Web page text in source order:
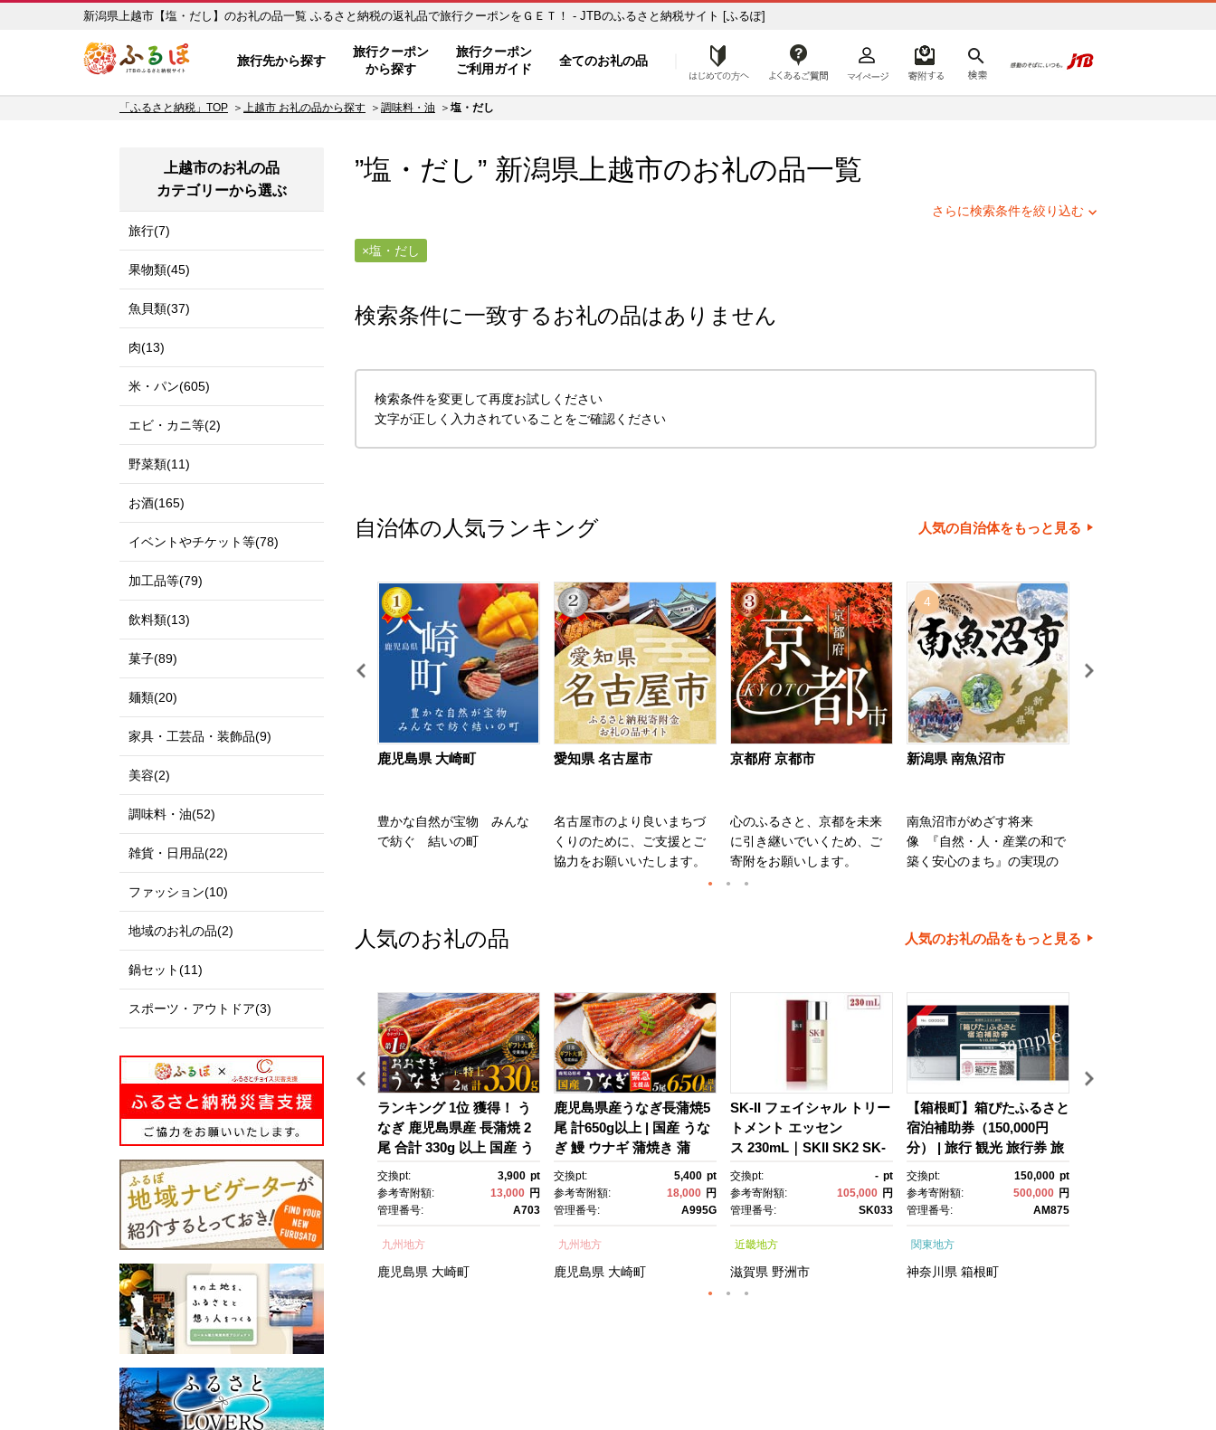
新潟県上越市【塩・だし】のお礼の品一覧 ふるさと納税の返礼品で旅行クーポンをＧＥＴ！ - JTBのふるさと納税サイト [ふるぽ]
旅行先から探す
旅行クーポン
から探す
旅行クーポン
ご利用ガイド
全てのお礼の品 はじめての方へ
「ふるさと納税」TOP 上越市 お礼の品から探す 調味料・油 塩・だし
”塩・だし” 新潟県上越市のお礼の品一覧
さらに検索条件を絞り込む
塩・だし
検索条件に一致するお礼の品はありません
検索条件を変更して再度お試しください
文字が正しく入力されていることをご確認ください
自治体の人気ランキング 人気の自治体をもっと見る
伊達政宗公の城下町として
な都市空間が共存する杜の
発展にご支援とご協力をお
12
鳥取県 北栄町
私たちのまち北栄町は、鳥
口約14,000人の町です。
松の景色が美しい北条砂丘
を望む黒ぼく地帯の丘陵地
この豊かな自然環境を生か
し、スイカ、ぶどう、らっ
な魅力ある農産物が生み出
されています。
また、漫画「名探偵コナ
ン」の作者である青山剛昌
氏の出身地であり、駅構内
に「名探偵コナン」の装飾
が施されたコナン駅（JR由
良駅）や青山氏の思い出の
所蔵物や作品が展示された
青山剛昌ふるさと館をはじ
と館までの約1.4kmを「コナ
ン通り」と名付け、キャラ
クターのブロンズ像やカラ
ーオブジェが点在するなど
「名探偵コナンに会えるま
ち」づくりを進めていま
す。
町を応援していただけるみ
鹿児島県 大崎町
豊かな自然が宝物 みんな
で紡ぐ 結いの町
愛知県 名古屋市
名古屋市のより良いまちづ
くりのために、ご支援とご
協力をお願いいたします。
京都府 京都市
心のふるさと、京都を未来
に引き継いでいくため、ご
寄附をお願いします。
4
新潟県 南魚沼市
南魚沼市がめざす将来
像 『自然・人・産業の和で
築く安心のまち』の実現の
す。
人気のお礼の品 人気のお礼の品をもっと見る
びわ湖マラソン 2027 【滋
賀県外寄附者専用】ふるさ
と納税ランナー枠
50,000 円
DX005
【京セラ】クレサンベール
〈エメラルド・天然ダイヤ
モンド〉リング【プラチ
ナ/ペアシェイプ/7月誕生
石】
参考寄附額:
1,000,000
管理番号:
B-EU112
近畿地方
京都府 京都市
ランキング 1位 獲得！ う
なぎ 鹿児島県産 長蒲焼 2
尾 合計 330g 以上 国産 う
なぎ 鰻 ウナギ 蒲焼き 蒲
焼 かばやき 魚 魚介 魚
貝 海鮮 うな重 ひつまぶ
気 おすすめ 鹿児島県 大崎
町 大隅半島 A703
交換pt: 3,900 pt
参考寄附額:
13,000 円
管理番号:
A703
九州地方
鹿児島県 大崎町
鹿児島県産うなぎ長蒲焼5
尾 計650g以上 | 国産 うな
ぎ 鰻 ウナギ 蒲焼き 蒲
焼 かばやき unagi うなぎ
蒲焼 土用丑の日 土用の丑
の日 丑の日 魚 魚介 魚
り ギフト 人気 おすす
め 鹿児島県 大崎町 大隅半
交換pt: 5,400 pt
参考寄附額:
18,000 円
管理番号:
A995G
九州地方
鹿児島県 大崎町
SK-II フェイシャル トリー
トメント エッセン
ス 230mL｜SKII SK2 SK-
2 SK エスケーツー エスケ
ーツ エスケｰ ピテラ スキ
ンケア 化粧品 ｺｽﾒ フェイ
センス フェイシャルトリ
ートメント トリートメン
交換pt: - pt
参考寄附額:
105,000 円
管理番号:
SK033
近畿地方
滋賀県 野洲市
【箱根町】箱ぴたふるさと
宿泊補助券（150,000円
分） | 旅行 観光 旅行券 旅
行クーポン クーポン 箱根
町ふるさと納税 神奈川県
ふるさと納税 神奈川県 箱
交換pt: 150,000 pt
参考寄附額:
500,000 円
管理番号:
AM875
関東地方
神奈川県 箱根町
上越市のお礼の品
カテゴリーから選ぶ
旅行(7)
果物類(45)
魚貝類(37)
肉(13)
米・パン(605)
エビ・カニ等(2)
野菜類(11)
お酒(165)
イベントやチケット等(78)
加工品等(79)
飲料類(13)
菓子(89)
麺類(20)
家具・工芸品・装飾品(9)
美容(2)
調味料・油(52)
雑貨・日用品(22)
ファッション(10)
地域のお礼の品(2)
鍋セット(11)
スポーツ・アウトドア(3)